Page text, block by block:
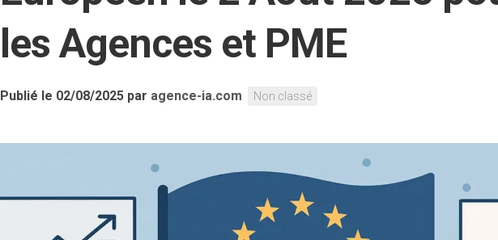
les Agences et PME
Publié le 02/08/2025 par agence-ia.com Non classé